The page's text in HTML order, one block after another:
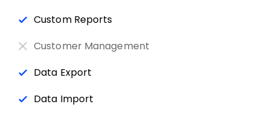
Custom Reports
Customer Management
Data Export
Data Import